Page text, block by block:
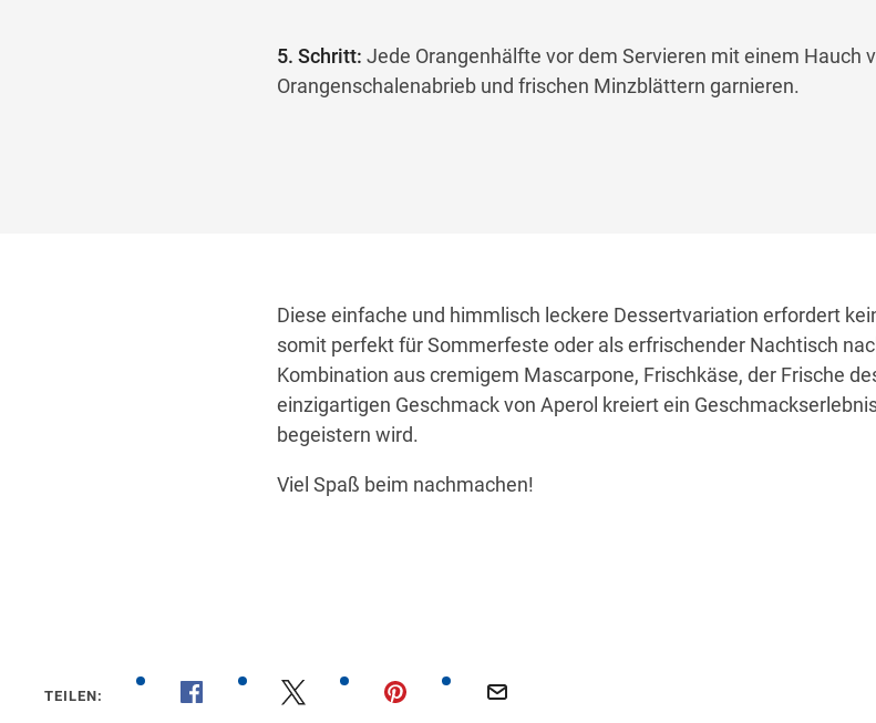
5. Schritt: Jede Orangenhälfte vor dem Servieren mit einem Hauch
Orangenschalenabrieb und frischen Minzblättern garnieren.
Diese einfache und himmlisch leckere Dessertvariation erfordert
somit perfekt für Sommerfeste oder als erfrischender Nachtisch
Kombination aus cremigem Mascarpone, Frischkäse, der Frische
einzigartigen Geschmack von Aperol kreiert ein
begeistern wird.
Viel Spaß beim nachmachen!
00:24
TEILEN: